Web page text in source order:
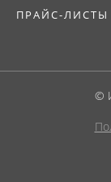
ПРАЙС-ЛИСТЫ
©